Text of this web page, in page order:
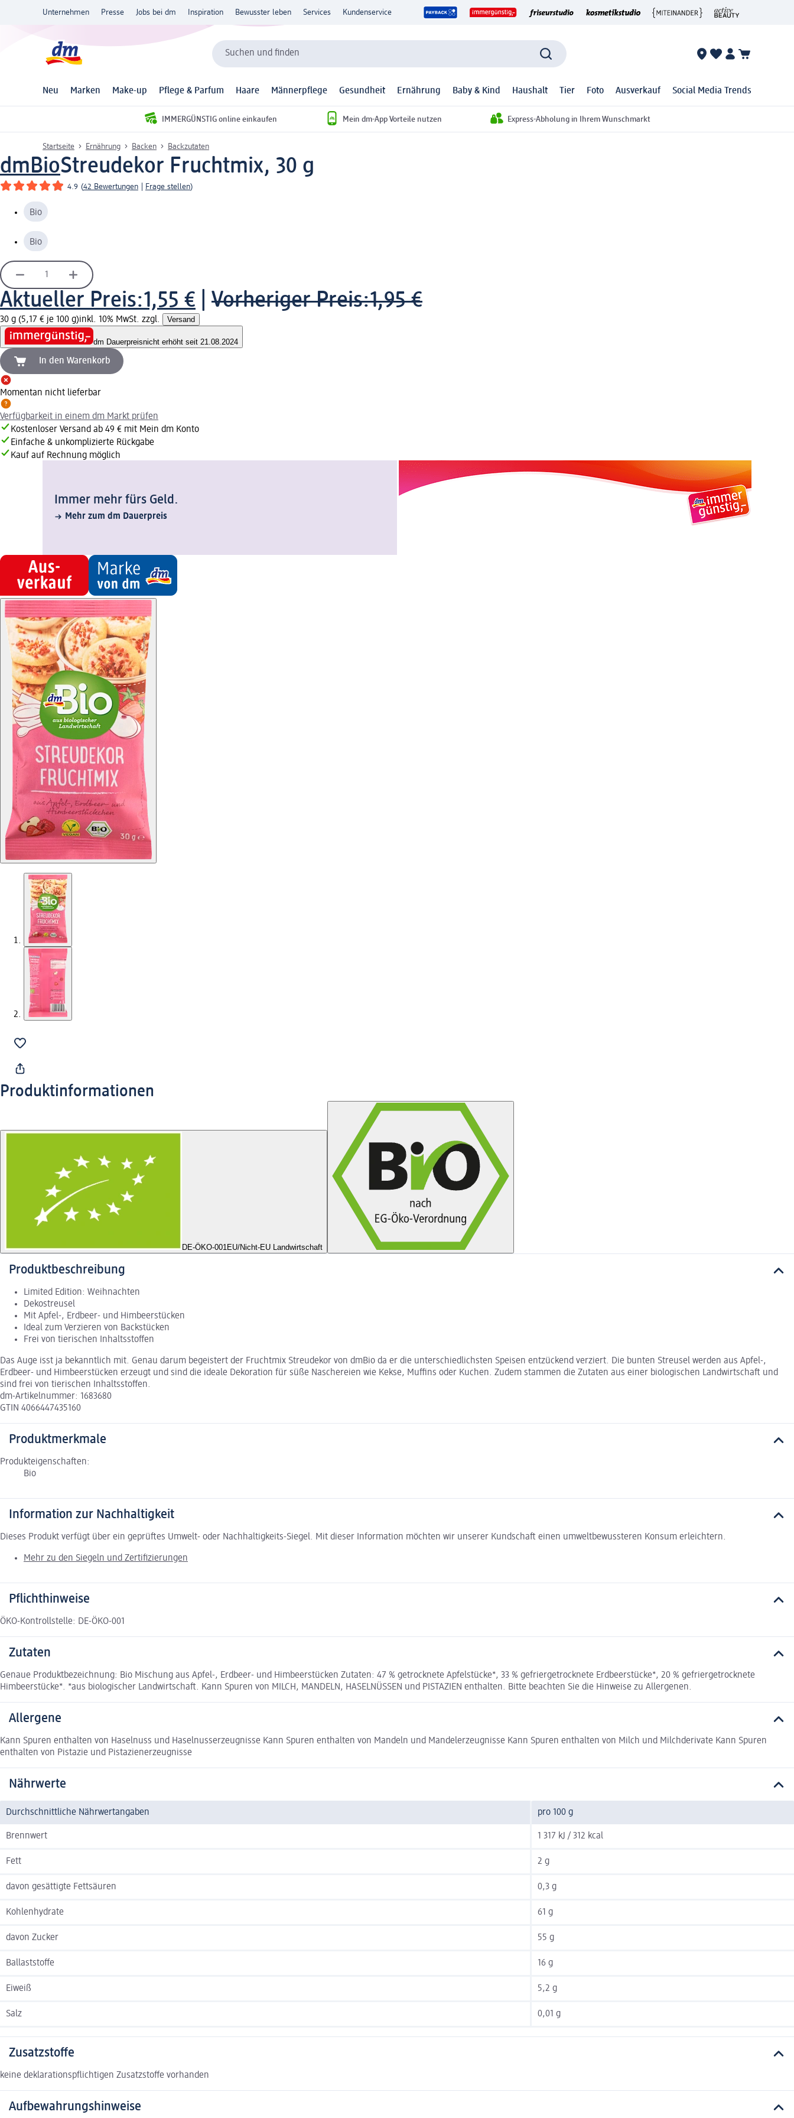
Unternehmen Presse Jobs bei dm Inspiration Bewusster leben Services Kundenservice
Suchen und finden
Neu Marken Make-up Pflege & Parfum Haare Männerpflege Gesundheit Ernährung Baby & Kind Haushalt Tier Foto Ausverkauf Social Media Trends
IMMERGÜNSTIG online einkaufen Mein dm-App Vorteile nutzen Express-Abholung in Ihrem Wunschmarkt
Startseite Ernährung Backen Backzutaten
dmBioStreudekor Fruchtmix, 30 g
4.9 (42 Bewertungen Frage stellen)
Bio
Bio
Aktueller Preis:1,55 € Vorheriger Preis:1,95 €
30 g (5,17 € je 100 g)inkl. 10% MwSt. zzgl. Versand
dm Dauerpreisnicht erhöht seit 21.08.2024
In den Warenkorb
Momentan nicht lieferbar
Verfügbarkeit in einem dm Markt prüfen
Kostenloser Versand ab 49 € mit Mein dm Konto
Einfache & unkomplizierte Rückgabe
Kauf auf Rechnung möglich
Immer mehr fürs Geld.
Mehr zum dm Dauerpreis
Produktinformationen
DE-ÖKO-001EU/Nicht-EU Landwirtschaft
Produktbeschreibung
Limited Edition: Weihnachten
Dekostreusel
Mit Apfel-, Erdbeer- und Himbeerstücken
Ideal zum Verzieren von Backstücken
Frei von tierischen Inhaltsstoffen
Das Auge isst ja bekanntlich mit. Genau darum begeistert der Fruchtmix Streudekor von dmBio da er die unterschiedlichsten Speisen entzückend verziert. Die bunten Streusel werden aus Apfel-,
Erdbeer- und Himbeerstücken erzeugt und sind die ideale Dekoration für süße Naschereien wie Kekse, Muffins oder Kuchen. Zudem stammen die Zutaten aus einer biologischen Landwirtschaft und
sind frei von tierischen Inhaltsstoffen.
dm-Artikelnummer: 1683680
GTIN 4066447435160
Produktmerkmale
Produkteigenschaften:
Bio
Information zur Nachhaltigkeit
Dieses Produkt verfügt über ein geprüftes Umwelt- oder Nachhaltigkeits-Siegel. Mit dieser Information möchten wir unserer Kundschaft einen umweltbewussteren Konsum erleichtern.
Mehr zu den Siegeln und Zertifizierungen
Pflichthinweise
ÖKO-Kontrollstelle: DE-ÖKO-001
Zutaten
Genaue Produktbezeichnung: Bio Mischung aus Apfel-, Erdbeer- und Himbeerstücken Zutaten: 47 % getrocknete Apfelstücke*, 33 % gefriergetrocknete Erdbeerstücke*, 20 % gefriergetrocknete
Himbeerstücke*. *aus biologischer Landwirtschaft. Kann Spuren von MILCH, MANDELN, HASELNÜSSEN und PISTAZIEN enthalten. Bitte beachten Sie die Hinweise zu Allergenen.
Allergene
Kann Spuren enthalten von Haselnuss und Haselnusserzeugnisse Kann Spuren enthalten von Mandeln und Mandelerzeugnisse Kann Spuren enthalten von Milch und Milchderivate Kann Spuren
enthalten von Pistazie und Pistazienerzeugnisse
Nährwerte
Durchschnittliche Nährwertangaben pro 100 g
Brennwert 1 317 kJ / 312 kcal
Fett 2 g
davon gesättigte Fettsäuren 0,3 g
Kohlenhydrate 61 g
davon Zucker 55 g
Ballaststoffe 16 g
Eiweiß 5,2 g
Salz 0,01 g
Zusatzstoffe
keine deklarationspflichtigen Zusatzstoffe vorhanden
Aufbewahrungshinweise